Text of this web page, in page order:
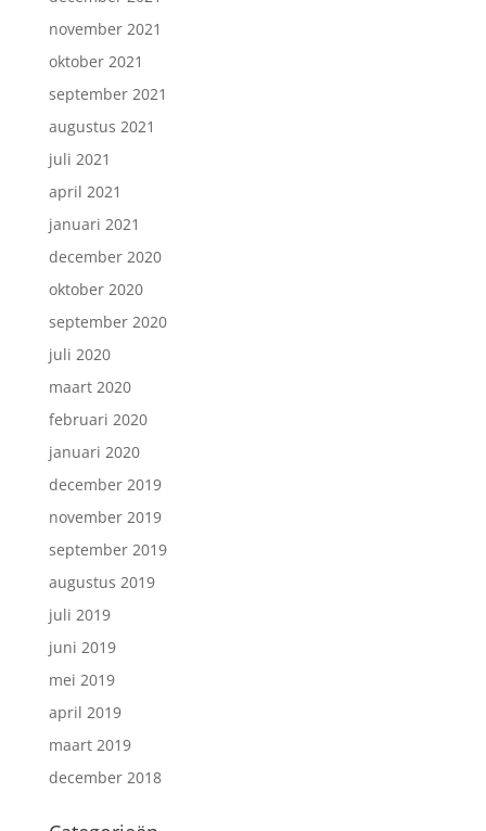
november 2021
oktober 2021
september 2021
augustus 2021
juli 2021
april 2021
januari 2021
december 2020
oktober 2020
september 2020
juli 2020
maart 2020
februari 2020
januari 2020
december 2019
november 2019
september 2019
augustus 2019
juli 2019
juni 2019
mei 2019
april 2019
maart 2019
december 2018